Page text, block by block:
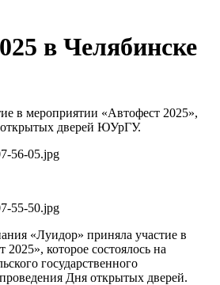
в Челябинске
в мероприятии «Автофест 2025»,
дверей ЮУрГУ.
«Луидор» приняла участие в
которое состоялось на
государственного
Дня открытых дверей.